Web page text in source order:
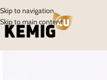
Skip to navigation
Skip to main content